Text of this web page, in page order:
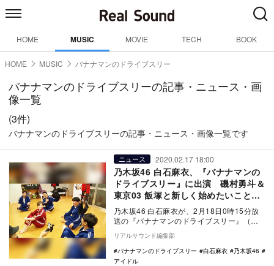
HOME MUSIC MOVIE TECH BOOK
HOME MUSIC バナナマンのドライブスリー
バナナマンのドライブスリーの記事・ニュース・画
像一覧
(3件)
バナナマンのドライブスリーの記事・ニュース・画像一覧です
ニュース 2020.02.17 18:00
乃木坂46 白石麻衣、『バナナマンの
ドライブスリー』に出演 磯村勇斗＆
東京03 飯塚と新しく始めたいことを
体験
乃木坂46 白石麻衣が、2月18日0時15分放
送の『バナナマンのドライブスリー』（テ
リアルサウンド編集部
バナナマンのドライブスリー
白石麻衣
乃木坂46
アイドル